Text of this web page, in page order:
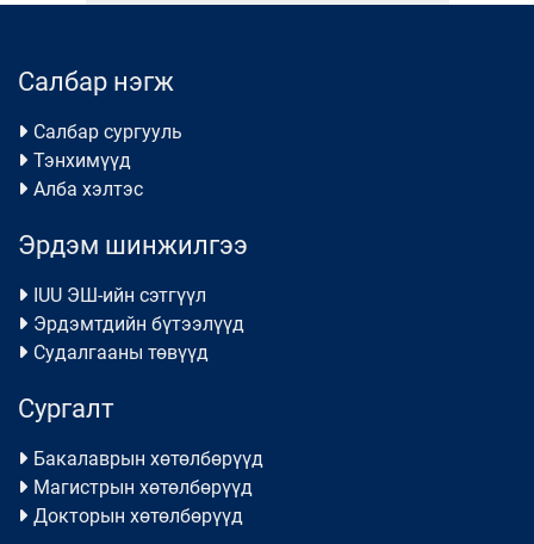
Салбар нэгж
Салбар сургууль
Тэнхимүүд
Алба хэлтэс
Эрдэм шинжилгээ
IUU ЭШ-ийн сэтгүүл
Эрдэмтдийн бүтээлүүд
Судалгааны төвүүд
Сургалт
Бакалаврын хөтөлбөрүүд
Магистрын хөтөлбөрүүд
Докторын хөтөлбөрүүд